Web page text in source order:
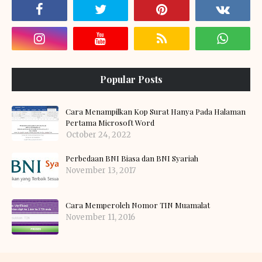
Popular Posts
Cara Menampilkan Kop Surat Hanya Pada Halaman
Pertama Microsoft Word
October 24, 2022
Perbedaan BNI Biasa dan BNI Syariah
November 13, 2017
Cara Memperoleh Nomor TIN Muamalat
November 11, 2016